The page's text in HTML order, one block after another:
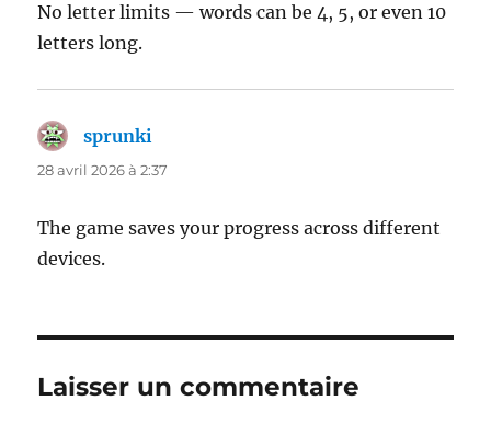
No letter limits — words can be 4, 5, or even 10
letters long.
sprunki
28 avril 2026 à 2:37
The game saves your progress across different
devices.
Laisser un commentaire